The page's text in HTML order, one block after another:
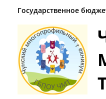
Государственное